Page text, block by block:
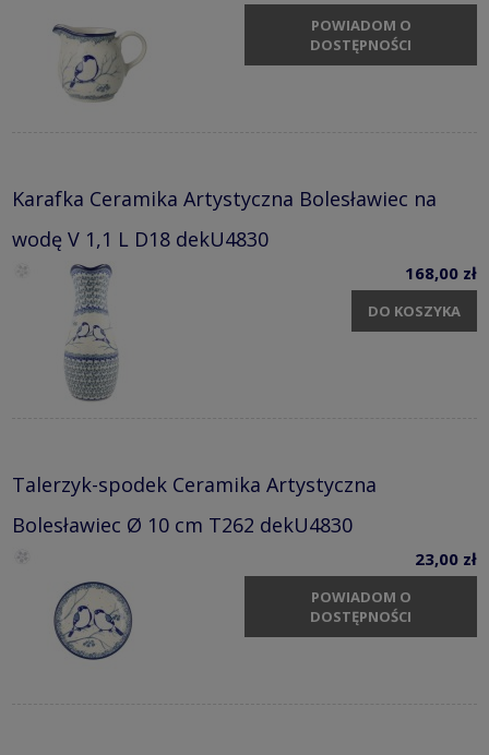
POWIADOM O
DOSTĘPNOŚCI
Karafka Ceramika Artystyczna Bolesławiec na
wodę V 1,1 L D18 dekU4830
168,00 zł
DO KOSZYKA
Talerzyk-spodek Ceramika Artystyczna
Bolesławiec Ø 10 cm T262 dekU4830
23,00 zł
POWIADOM O
DOSTĘPNOŚCI